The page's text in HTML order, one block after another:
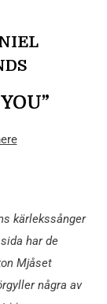
kärlekssånger
har de
Mjåset
några av